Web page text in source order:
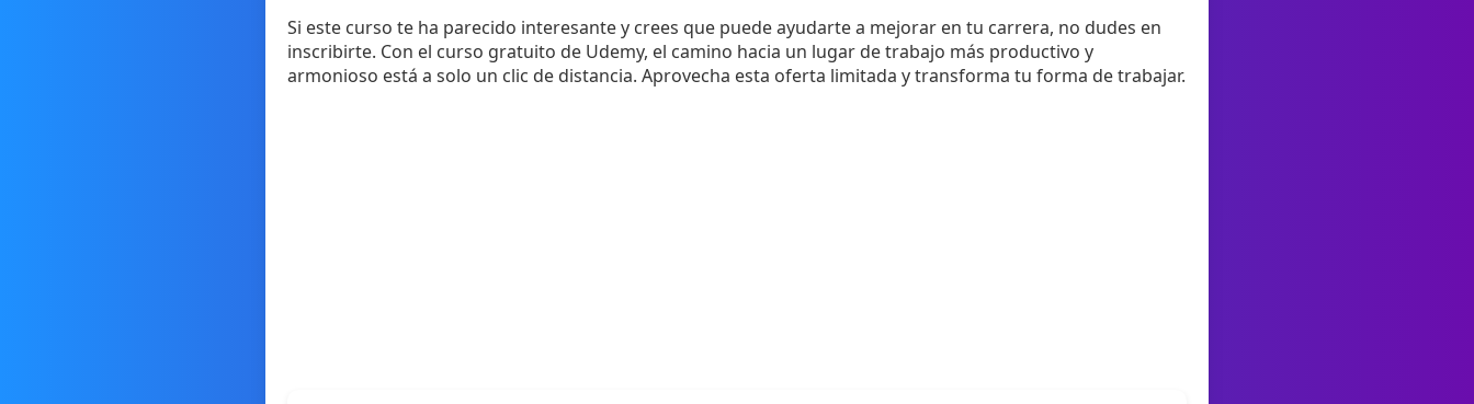
Si este curso te ha parecido interesante y crees que puede ayudarte a mejorar en tu carrera, no dudes en
inscribirte. Con el curso gratuito de Udemy, el camino hacia un lugar de trabajo más productivo y
armonioso está a solo un clic de distancia. Aprovecha esta oferta limitada y transforma tu forma de trabajar.